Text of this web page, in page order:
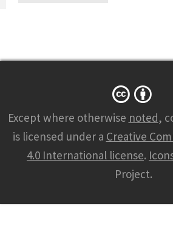
Except where otherwise noted,
is licensed under a Creative
4.0 International license.
Project.